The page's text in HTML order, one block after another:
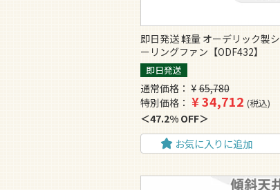
即日発送 軽量 オーデリック製シ
ーリングファン【ODF432】
即日発送
通常価格 ¥ 65,780
特別価格
¥34,712 税込
47.2% OFF
お気に入りに追加